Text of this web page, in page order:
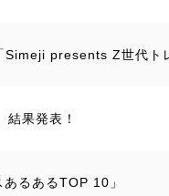
Simeji presents Z世代ト
果発表！
るあるTOP 10」